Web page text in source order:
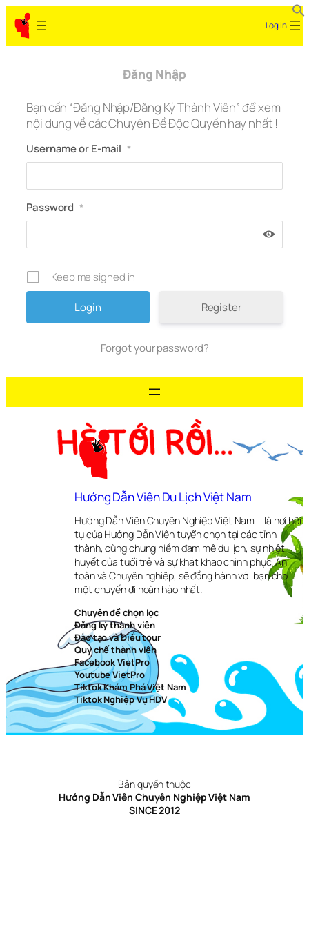
Skip
to
content
Log in
Đăng Nhập
Bạn cần “Đăng Nhập/Đăng Ký Thành Viên” để xem
nội dung về các Chuyên Đề Độc Quyền hay nhất !
Username or E-mail *
Password *
Keep me signed in
Register
Forgot your password?
Hướng Dẫn Viên Du Lịch Việt Nam
Hướng Dẫn Viên Chuyên Nghiệp Việt Nam – là nơi hội
tụ của Hướng Dẫn Viên tuyển chọn tại các tỉnh
thành, cùng chung niềm đam mê du lịch, sự nhiệt
huyết của tuổi trẻ và sự khát khao chinh phục. An
toàn và Chuyên nghiệp, sẽ đồng hành với bạn cho
một chuyến đi hoàn hảo nhất.
Chuyên đề chọn lọc
Đăng ký thành viên
Đào tạo và Điều tour
Quy chế thành viên
Facebook VietPro
Youtube VietPro
Tiktok Khám Phá Việt Nam
Tiktok Nghiệp Vụ HDV
Bản quyền thuộc
Hướng Dẫn Viên Chuyên Nghiệp Việt Nam
SINCE 2012